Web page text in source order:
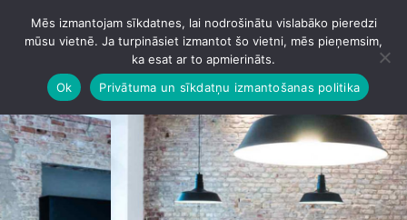
IZVĒLNE
Mēs izmantojam sīkdatnes, lai nodrošinātu vislabāko pieredzi
mūsu vietnē. Ja turpināsiet izmantot šo vietni, mēs pieņemsim,
ka esat ar to apmierināts.
Ok
Privātuma un sīkdatņu izmantošanas politika